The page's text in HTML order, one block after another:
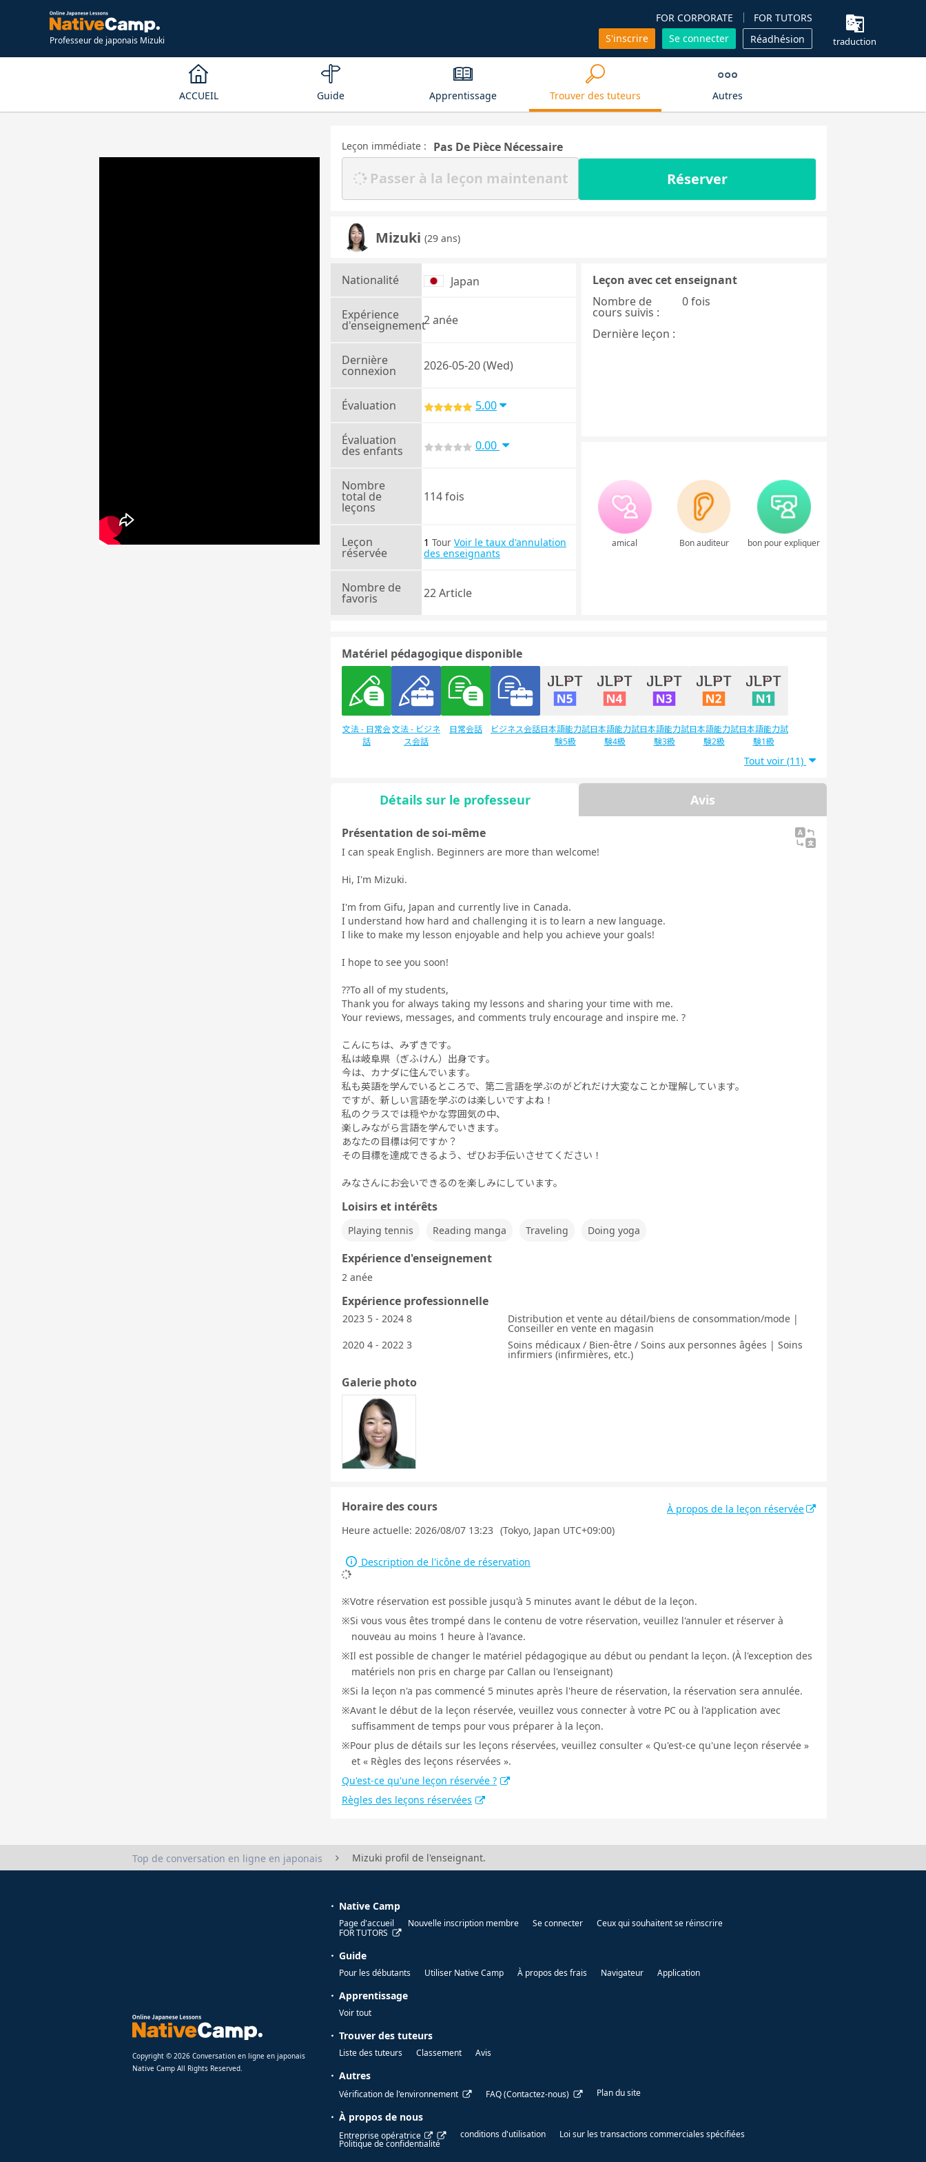
Professeur de japonais Mizuki
FOR CORPORATE
FOR TUTORS
S'inscrire
Se connecter Réadhésion traduction
ACCUEIL Guide Apprentissage Trouver des tuteurs Autres
Leçon immédiate : Pas De Pièce Nécessaire
Passer à la leçon maintenant Réserver
Mizuki (29 ans)
Nationalité Japan
Expérience
d'enseignement2 anée
Dernière
connexion 2026-05-20 (Wed)
Évaluation 5.00
Évaluation
des enfants 0.00
Nombre
total de
leçons
114 fois
Leçon
réservée
1 Tour Voir le taux d'annulation
des enseignants
Nombre de
favoris 22 Article
Leçon avec cet enseignant
Nombre de
cours suivis :
0 fois
Dernière leçon :
amical Bon auditeur bon pour expliquer
Matériel pédagogique disponible
文法 - 日常会
話
文法 - ビジネ
ス会話
日常会話 ビジネス会話日本語能力試
験5級
日本語能力試
験4級
日本語能力試
験3級
日本語能力試
験2級
日本語能力試
験1級
Tout voir (11)
Détails sur le professeur Avis
Présentation de soi-même
I can speak English. Beginners are more than welcome!
Hi, I'm Mizuki.
I'm from Gifu, Japan and currently live in Canada.
I understand how hard and challenging it is to learn a new language.
I like to make my lesson enjoyable and help you achieve your goals!
I hope to see you soon!
??To all of my students,
Thank you for always taking my lessons and sharing your time with me.
Your reviews, messages, and comments truly encourage and inspire me. ?
こんにちは、みずきです。
私は岐阜県（ぎふけん）出身です。
今は、カナダに住んでいます。
私も英語を学んでいるところで、第二言語を学ぶのがどれだけ大変なことか理解しています。
ですが、新しい言語を学ぶのは楽しいですよね！
私のクラスでは穏やかな雰囲気の中、
楽しみながら言語を学んでいきます。
あなたの目標は何ですか？
その目標を達成できるよう、ぜひお手伝いさせてください！
みなさんにお会いできるのを楽しみにしています。
Loisirs et intérêts
Playing tennis Reading manga Traveling Doing yoga
Expérience d'enseignement
2 anée
Expérience professionnelle
2023 5 - 2024 8 Distribution et vente au détail/biens de consommation/mode |
Conseiller en vente en magasin
2020 4 - 2022 3
Soins médicaux / Bien-être / Soins aux personnes âgées | Soins
infirmiers (infirmières, etc.)
Galerie photo
Horaire des cours
À propos de la leçon réservée
Heure actuelle: 2026/08/07 13:23 (Tokyo, Japan UTC+09:00)
Description de l'icône de réservation
Votre réservation est possible jusqu'à 5 minutes avant le début de la leçon.
Si vous vous êtes trompé dans le contenu de votre réservation, veuillez l'annuler et réserver à
nouveau au moins 1 heure à l'avance.
Il est possible de changer le matériel pédagogique au début ou pendant la leçon. (À l'exception des
matériels non pris en charge par Callan ou l'enseignant)
Si la leçon n'a pas commencé 5 minutes après l'heure de réservation, la réservation sera annulée.
Avant le début de la leçon réservée, veuillez vous connecter à votre PC ou à l'application avec
suffisamment de temps pour vous préparer à la leçon.
Pour plus de détails sur les leçons réservées, veuillez consulter « Qu'est-ce qu'une leçon réservée »
et « Règles des leçons réservées ».
Qu'est-ce qu'une leçon réservée ?
Règles des leçons réservées
Top de conversation en ligne en japonais Mizuki profil de l'enseignant.
Copyright © 2026 Conversation en ligne en japonais
Native Camp All Rights Reserved.
Native Camp
Page d'accueil Nouvelle inscription membre Se connecter
Ceux qui souhaitent se réinscrire
FOR TUTORS
Guide
Pour les débutants Utiliser Native Camp À propos des frais Navigateur Application
Apprentissage
Voir tout
Trouver des tuteurs
Liste des tuteurs Classement Avis
Autres
Vérification de l'environnement FAQ (Contactez-nous) Plan du site
À propos de nous
Entreprise opératrice conditions d'utilisation
Loi sur les transactions commerciales spécifiées
Politique de confidentialité